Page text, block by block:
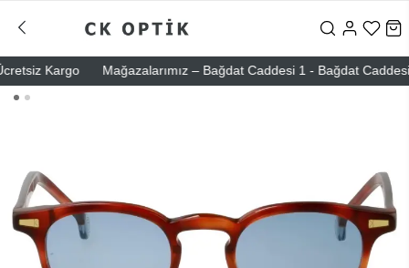
Kargo Mağazalarımız – Bağdat Caddesi 1 - Bağdat Caddesi